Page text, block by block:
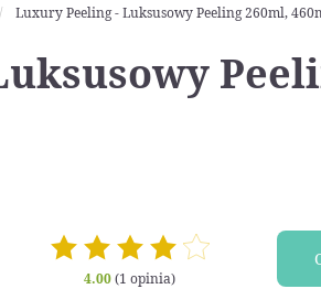
Luxury Peeling - Luksusowy Peeling 260ml,
4.00(1 opinia)